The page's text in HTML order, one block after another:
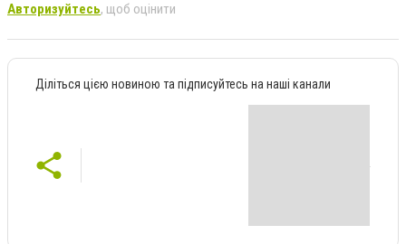
Авторизуйтесь, щоб оцінити
Діліться цією новиною та підписуйтесь на наші канали